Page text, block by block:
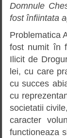
Domnule
fost înfiintata
Problematica
fost numit în
Ilicit de
lei, cu care
cu succes
cu
societatii
caracter
functioneaza